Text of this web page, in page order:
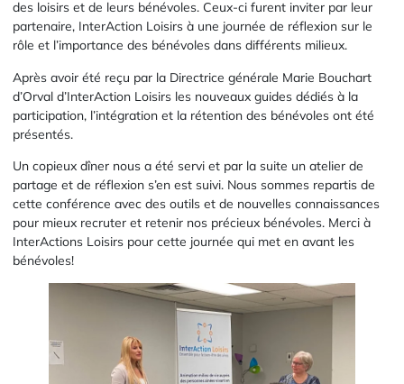
des loisirs et de leurs bénévoles. Ceux-ci furent inviter par leur
partenaire, InterAction Loisirs à une journée de réflexion sur le
rôle et l’importance des bénévoles dans différents milieux.
Après avoir été reçu par la Directrice générale Marie Bouchart
d’Orval d’InterAction Loisirs les nouveaux guides dédiés à la
participation, l’intégration et la rétention des bénévoles ont été
présentés.
Un copieux dîner nous a été servi et par la suite un atelier de
partage et de réflexion s’en est suivi. Nous sommes repartis de
cette conférence avec des outils et de nouvelles connaissances
pour mieux recruter et retenir nos précieux bénévoles. Merci à
InterActions Loisirs pour cette journée qui met en avant les
bénévoles!